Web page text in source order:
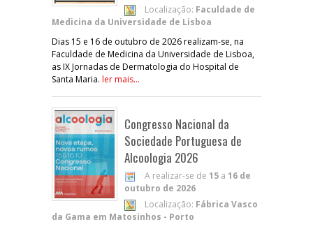
Localização: Faculdade de
Medicina da Universidade de Lisboa
Dias 15 e 16 de outubro de 2026 realizam-se, na
Faculdade de Medicina da Universidade de Lisboa,
as IX Jornadas de Dermatologia do Hospital de
Santa Maria. ler mais...
Congresso Nacional da
Sociedade Portuguesa de
Alcoologia 2026
A realizar-se de 15 a 16 de
outubro de 2026
Localização: Fábrica Vasco
da Gama em Matosinhos - Porto